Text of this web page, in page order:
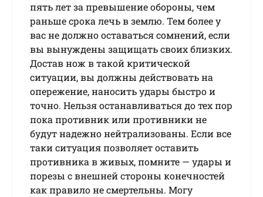
пять лет за превышение обороны, чем
раньше срока лечь в землю. Тем более у
вас не должно оставаться сомнений, если
вы вынуждены защищать своих близких.
Достав нож в такой критической
ситуации, вы должны действовать на
опережение, наносить удары быстро и
точно. Нельзя останавливаться до тех пор
пока противник или противники не
будут надежно нейтрализованы. Если все
таки ситуация позволяет оставить
противника в живых, помните — удары и
порезы с внешней стороны конечностей
как правило не смертельны. Могу